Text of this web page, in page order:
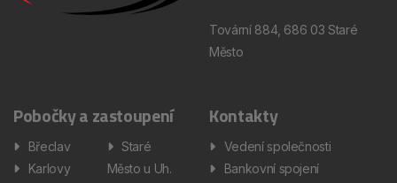
Tovární 884, 686 03 Staré
Město
Pobočky a zastoupení
Břeclav
Karlovy
Staré
Město u Uh.
Kontakty
Vedení společnosti
Bankovní spojení